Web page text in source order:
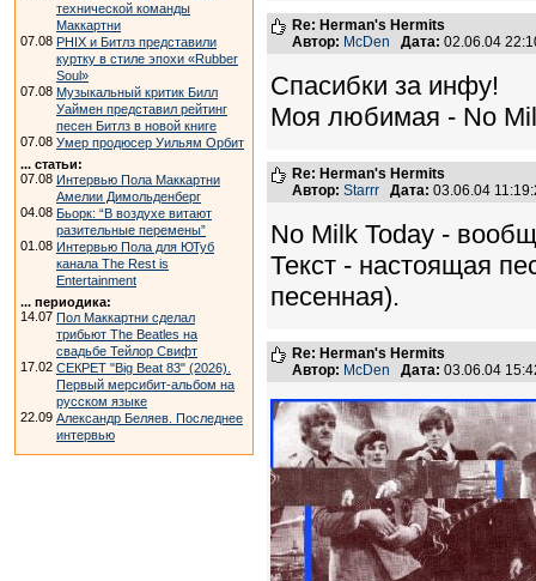
технической команды
Маккартни
07.08 PHIX и Битлз представили
куртку в стиле эпохи «Rubber
Soul»
07.08 Музыкальный критик Билл
Уаймен представил рейтинг
песен Битлз в новой книге
07.08 Умер продюсер Уильям Орбит
... статьи:
07.08 Интервью Пола Маккартни
Амелии Димольденберг
04.08 Бьорк: “В воздухе витают
разительные перемены”
01.08 Интервью Пола для ЮТуб
канала The Rest is
Entertainment
... периодика:
14.07 Пол Маккартни сделал
трибьют The Beatles на
свадьбе Тейлор Свифт
17.02 СЕКРЕТ "Big Beat 83" (2026).
Первый мерсибит-альбом на
русском языке
22.09 Александр Беляев. Последнее
интервью
Re: Herman's Hermits
Автор: McDen Дата: 02.06.04
Спасибки за инфу!
Моя любимая - No
Re: Herman's Hermits
Автор: Starrr Дата: 03.06.04
No Milk Today -
Текст - настоящая
песенная).
Re: Herman's Hermits
Автор: McDen Дата: 03.06.04